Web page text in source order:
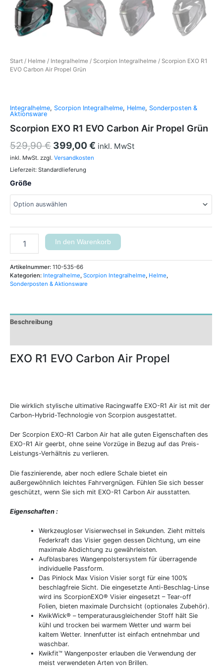
Start / Helme / Integralhelme / Scorpion Integralhelme / Scorpion EXO R1
EVO Carbon Air Propel Grün
Integralhelme, Scorpion Integralhelme, Helme, Sonderposten &
Aktionsware
Scorpion EXO R1 EVO Carbon Air Propel Grün
529,90€ 399,00€ inkl. MwSt
inkl. MwSt. zzgl. Versandkosten
Lieferzeit: Standardlieferung
Größe
In den Warenkorb
Artikelnummer: 110-535-66
Kategorien: Integralhelme, Scorpion Integralhelme, Helme,
Sonderposten & Aktionsware
Beschreibung
EXO R1 EVO Carbon Air Propel
Die wirklich stylische ultimative Racingwaffe EXO-R1 Air ist mit der
Carbon-Hybrid-Technologie von Scorpion ausgestattet.
Der Scorpion EXO-R1 Carbon Air hat alle guten Eigenschaften des
EXO-R1 Air geerbt, ohne seine Vorzüge in Bezug auf das Preis-
Leistungs-Verhältnis zu verlieren.
Die faszinierende, aber noch edlere Schale bietet ein
außergewöhnlich leichtes Fahrvergnügen. Fühlen Sie sich besser
geschützt, wenn Sie sich mit EXO-R1 Carbon Air ausstatten.
Eigenschaften :
Werkzeugloser Visierwechsel in Sekunden. Zieht mittels
Federkraft das Visier gegen dessen Dichtung, um eine
maximale Abdichtung zu gewährleisten.
Aufblasbares Wangenpolstersystem für überragende
individuelle Passform.
Das Pinlock Max Vision Visier sorgt für eine 100%
beschlagfreie Sicht. Die eingesetzte Anti-Beschlag-Linse
wird ins ScorpionEXO® Visier eingesetzt – Tear-off
Folien, bieten maximale Durchsicht (optionales Zubehör).
KwikWick® – temperaturausgleichender Stoff hält Sie
kühl und trocken bei warmem Wetter und warm bei
kaltem Wetter. Innenfutter ist einfach entnehmbar und
waschbar.
Kwikfit™ Wangenposter erlauben die Verwendung der
meist verwendeten Arten von Brillen.